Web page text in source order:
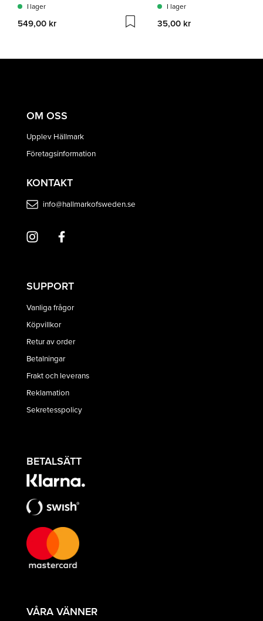
I lager
549,00 kr
I lager
35,00 kr
OM OSS
Upplev Hällmark
Företagsinformation
KONTAKT
info@hallmarkofsweden.se
SUPPORT
Vanliga frågor
Köpvillkor
Retur av order
Betalningar
Frakt och leverans
Reklamation
Sekretesspolicy
BETALSÄTT
VÅRA VÄNNER